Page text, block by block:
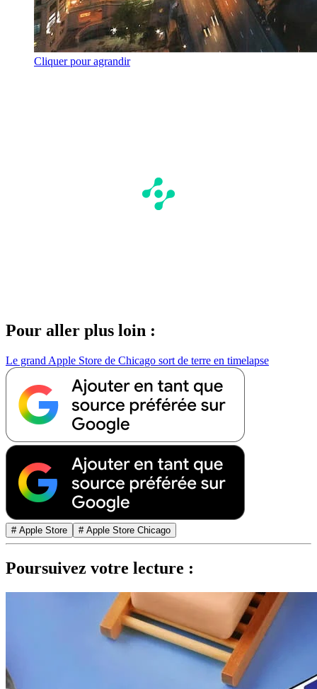
Cliquer pour agrandir
Pour aller plus loin :
Le grand Apple Store de Chicago sort de terre en timelapse
# Apple Store # Apple Store Chicago
Poursuivez votre lecture :